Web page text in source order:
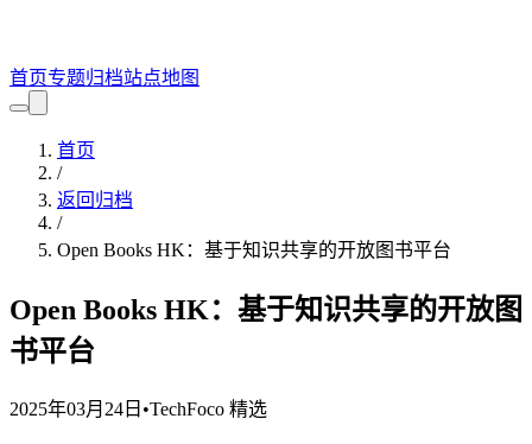
首页专题归档站点地图
首页
/
返回归档
/
Open Books HK：基于知识共享的开放图书平台
Open Books HK：基于知识共享的开放图
书平台
2025年03月24日 •TechFoco 精选